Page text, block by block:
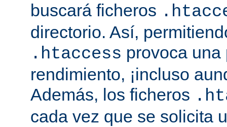
buscará ficheros
directorio. Así,
.htaccess provoca una
rendimiento, ¡incluso
Además, los ficheros
cada vez que se solicita